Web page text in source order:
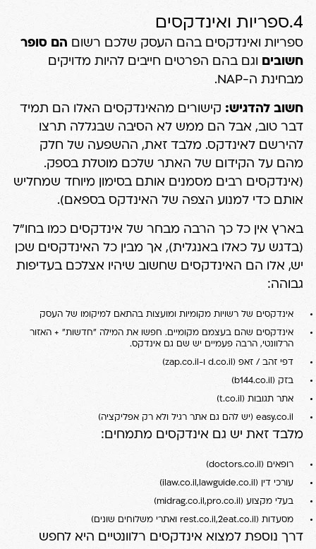
4.ספריות ואינדקסים
ספריות ואינדקסים בהם העסק שלכם רשום הם סופר
חשובים וגם בהם הפרטים חייבים להיות מדויקים
מבחינת ה-NAP.
חשוב להדגיש: קישורים מהאינדקסים האלו הם תמיד
דבר טוב, אבל הם ממש לא הסיבה שבגללה תרצו
להירשם לאינדקס. מלבד זאת, ההשפעה של חלק
מהם על הקידום של האתר שלכם מוטלת בספק.
(אינדקסים רבים מסמנים אותם בסימון מיוחד שמחליש
אותם כדי למנוע הצפה של האינדקס בספאם).
בארץ אין כל כך הרבה מבחר של אינדקסים כמו בחו"ל
(בדגש על כאלו באנגלית), אך מבין כל האינדקסים שכן
יש, אלו הם האינדקסים שחשוב שיהיו אצלכם בעדיפות
גבוהה:
אינדקסים של רשויות מקומיות ומועצות בהתאם למיקומו של העסק
אינדקסים שהם בעצמם מקומיים. חפשו את המילה "חדשות" + האזור
הרלוונטי, הרבה פעמיים יש שם גם אינדקס.
דפי זהב / זאפ (d.co.il ו-zap.co.il)
בזק (b144.co.il)
אתר תגובות (t.co.il)
easy.co.il (יש להם גם אתר רגיל ולא רק אפליקציה)
מלבד זאת יש גם אינדקסים מתמחים:
רופאים (doctors.co.il)
עורכי דין (ilaw.co.il,lawguide.co.il)
בעלי מקצוע (midrag.co.il,pro.co.il)
מסעדות (rest.co.il,2eat.co.il ואתרי משלוחים שונים)
דרך נוספת למצוא אינדקסים רלוונטיים היא לחפש